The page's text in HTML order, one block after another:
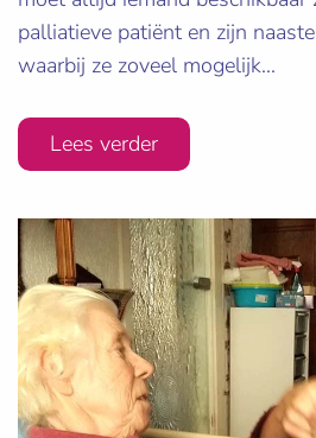
palliatieve patiënt en zijn
waarbij ze zoveel mogelijk...
Lees verder